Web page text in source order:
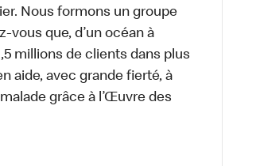
Nous formons un groupe
vous que, d’un océan à
millions de clients dans plus
aide, avec grande fierté, à
grâce à l’Œuvre des